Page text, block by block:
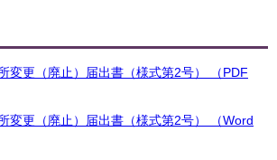
変更（廃止）届出書（様式第2号） （PDF
変更（廃止）届出書（様式第2号） （Word